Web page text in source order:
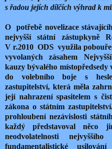
s řadou jejích dílčích výhrad k
O potřebě novelizace
nejvyšší státní zástupkyně
V r.2010 ODS využila
vyvolaných zásahem
kauzy bývalého
do volebního boje s
zastupitelství, která měla
její nahrazení spasitelem s
zákona o státním
prohloubení nezávislosti
každý představoval něco
neodvolatelnosti
fundamentalistické